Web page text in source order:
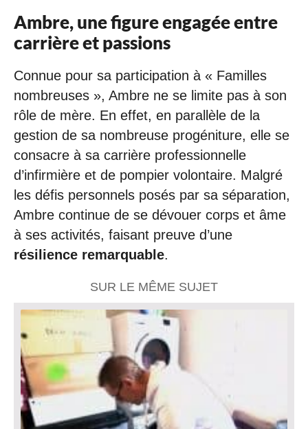
Ambre, une figure engagée entre
carrière et passions
Connue pour sa participation à « Familles
nombreuses », Ambre ne se limite pas à son
rôle de mère. En effet, en parallèle de la
gestion de sa nombreuse progéniture, elle se
consacre à sa carrière professionnelle
d’infirmière et de pompier volontaire. Malgré
les défis personnels posés par sa séparation,
Ambre continue de se dévouer corps et âme
à ses activités, faisant preuve d’une
résilience remarquable.
SUR LE MÊME SUJET